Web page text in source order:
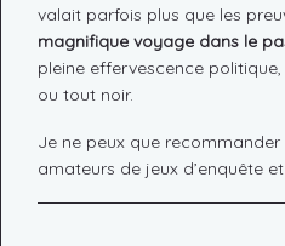
valait parfois plus que les
magnifique voyage dans le
pleine effervescence
ou tout noir.
Je ne peux que
amateurs de jeux d’enquête et